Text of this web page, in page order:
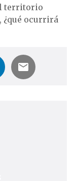
territorio
¿qué ocurrirá